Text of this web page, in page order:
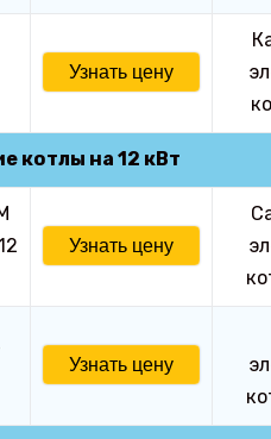
Узнать цену
котлы на 12 кВт
Узнать цену
Узнать цену